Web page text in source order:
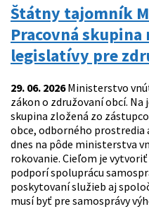
Štátny tajomník
Pracovná
legislatívy pre
29. 06. 2026Ministerstvo
zákon o združovaní obcí.
skupina zložená zo
obce, odborného prostredia
dnes na pôde ministerstva
rokovanie. Cieľom je
podporí spoluprácu
poskytovaní služieb aj
musí byť pre samosprávy